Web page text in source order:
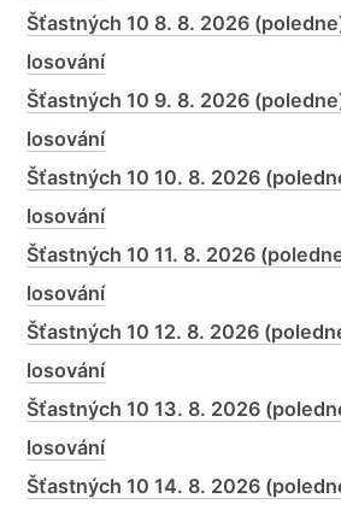
Šťastných 10 8. 8. 2026
losování
Šťastných 10 9. 8. 2026
losování
Šťastných 10 10. 8. 2026
losování
Šťastných 10 11. 8. 2026
losování
Šťastných 10 12. 8. 2026
losování
Šťastných 10 13. 8. 2026
losování
Šťastných 10 14. 8. 2026